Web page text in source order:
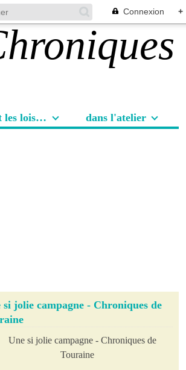
Connexion +
Les sorties et les loisirs dans l'atelier
si jolie campagne - Chroniques de